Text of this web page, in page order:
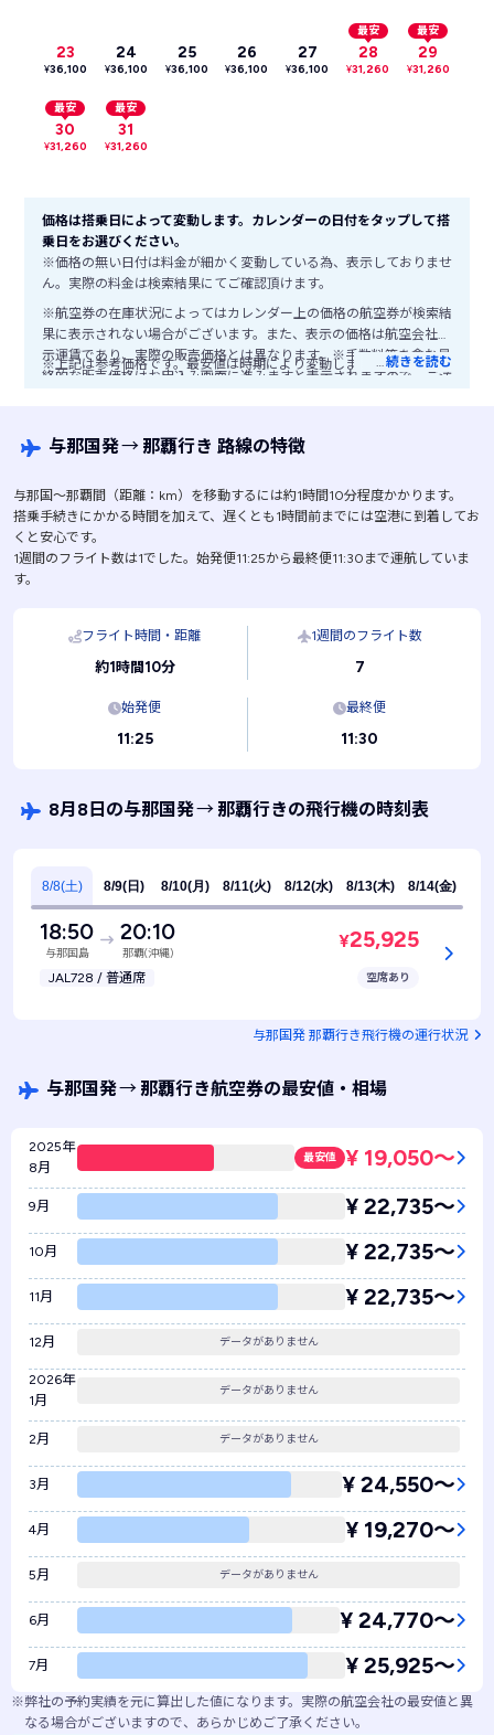
23
¥36,100
24
¥36,100
25
¥36,100
26
¥36,100
27
¥36,100
最安
28
¥31,260
最安
29
¥31,260
最安
30
¥31,260
最安
31
¥31,260
価格は搭乗日によって変動します。カレンダーの日付をタップして搭
乗日をお選びください。
※価格の無い日付は料金が細かく変動している為、表示しておりませ
ん。実際の料金は検索結果にてご確認頂けます。
※航空券の在庫状況によってはカレンダー上の価格の航空券が検索結
果に表示されない場合がございます。また、表示の価格は航空会社公
示運賃であり、実際の販売価格とは異なります。※手数料等を含む最
終的な販売価格はお申込み画面に進みますと表示されますので、ご注
※上記は参考価格です。最安値は時期により変動します。
…続きを読む
与那国発→那覇行き 路線の特徴
与那国〜那覇間（距離：km）を移動するには約1時間10分程度かかります。
搭乗手続きにかかる時間を加えて、遅くとも1時間前までには空港に到着してお
くと安心です。
1週間のフライト数は1でした。始発便11:25から最終便11:30まで運航していま
す。
フライト時間・距離
約1時間10分
1週間のフライト数
7
始発便
11:25
最終便
11:30
8月8日の与那国発→那覇行きの飛行機の時刻表
8/8(土) 8/9(日) 8/10(月) 8/11(火) 8/12(水) 8/13(木) 8/14(金)
18:50
与那国島
20:10
那覇(沖縄)
JAL728 / 普通席
¥25,925
空席あり
与那国発 那覇行き飛行機の運行状況
与那国発→那覇行き航空券の最安値・相場
2025年
8月
最安値 ¥ 19,050〜
9月 ¥ 22,735〜
10月 ¥ 22,735〜
11月 ¥ 22,735〜
12月 データがありません
2026年
1月
データがありません
2月 データがありません
3月 ¥ 24,550〜
4月 ¥ 19,270〜
5月 データがありません
6月 ¥ 24,770〜
7月 ¥ 25,925〜
※弊社の予約実績を元に算出した値になります。実際の航空会社の最安値と異
なる場合がございますので、あらかじめご了承ください。